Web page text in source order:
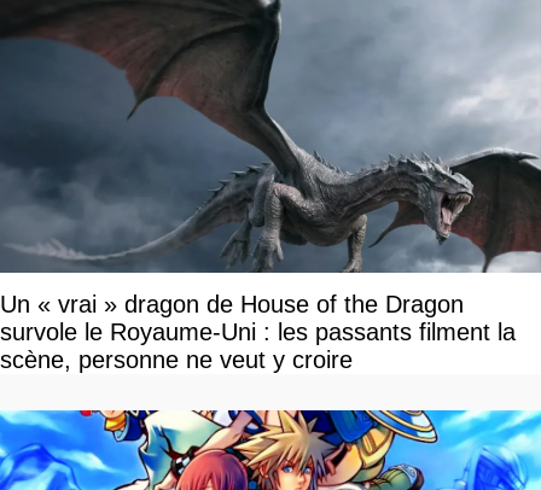
Un « vrai » dragon de House of the Dragon
survole le Royaume-Uni : les passants filment la
scène, personne ne veut y croire